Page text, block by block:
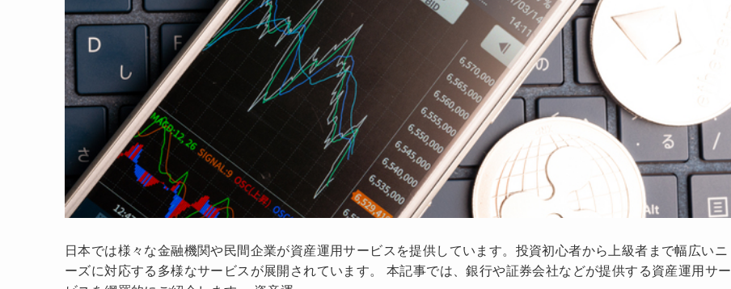
日本では様々な金融機関や民間企業が資産運用サービスを提供しています。投資初心者から上級者まで幅広いニ
ーズに対応する多様なサービスが展開されています。 本記事では、銀行や証券会社などが提供する資産運用サー